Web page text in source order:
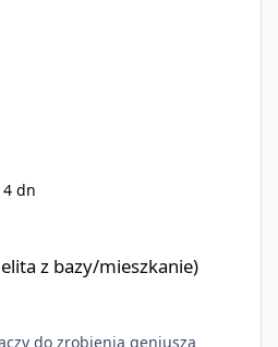
4 dn
z bazy/mieszkanie)
do zrobienia geniusza